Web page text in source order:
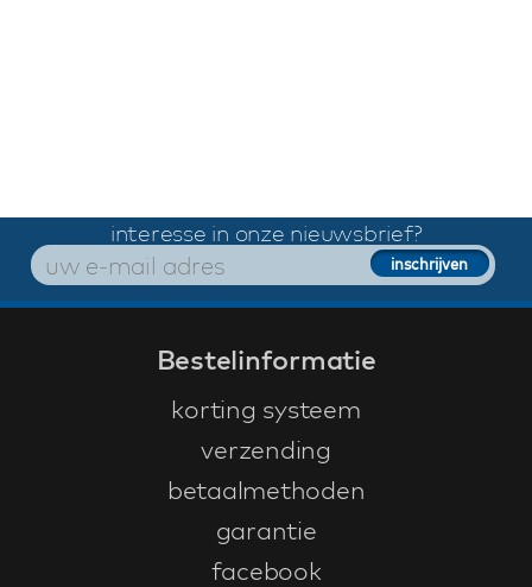
interesse in onze nieuwsbrief?
Bestelinformatie
korting systeem
verzending
betaalmethoden
garantie
facebook